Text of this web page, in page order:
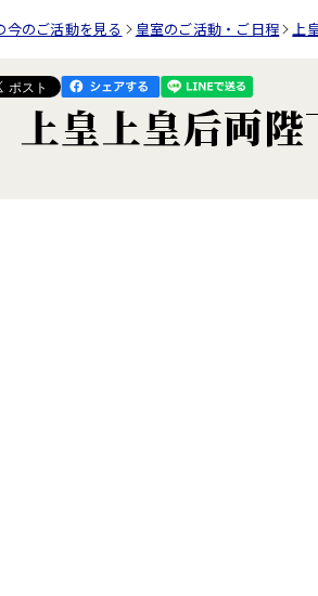
今のご活動を見る 皇室のご活動・ご日程 上
上皇上皇后両